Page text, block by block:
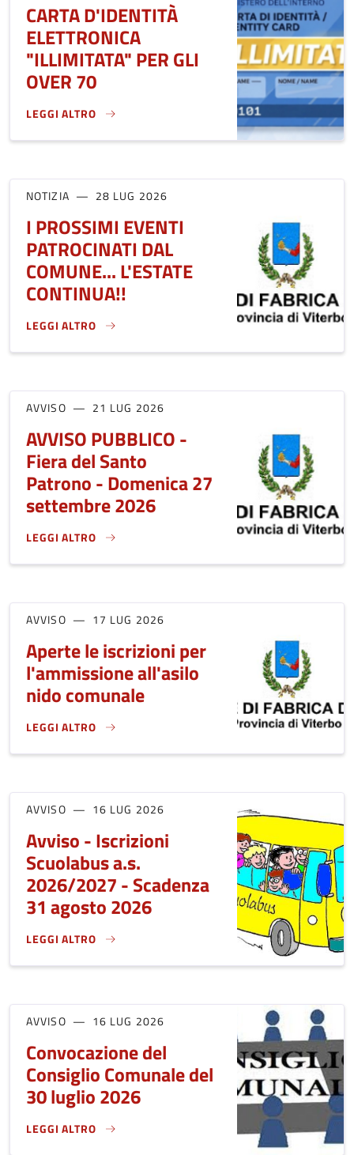
CARTA D'IDENTITÀ
ELETTRONICA
"ILLIMITATA" PER GLI
OVER 70
LEGGI ALTRO
CARTA D'IDENTITÀ ELETTRONICA "ILLIMITATA" PER GLI
NOTIZIA 28 LUG 2026
I PROSSIMI EVENTI
PATROCINATI DAL
COMUNE... L'ESTATE
CONTINUA!!
LEGGI ALTRO
I PROSSIMI EVENTI PATROCINATI DAL COMUNE... L'ESTATE
AVVISO 21 LUG 2026
AVVISO PUBBLICO -
Fiera del Santo
Patrono - Domenica 27
settembre 2026
LEGGI ALTRO
AVVISO PUBBLICO - FIERA DEL SANTO PATRONO -
AVVISO 17 LUG 2026
Aperte le iscrizioni per
l'ammissione all'asilo
nido comunale
LEGGI ALTRO
APERTE LE ISCRIZIONI PER L'AMMISSIONE ALL'ASILO NIDO
AVVISO 16 LUG 2026
Avviso - Iscrizioni
Scuolabus a.s.
2026/2027 - Scadenza
31 agosto 2026
LEGGI ALTRO
AVVISO - ISCRIZIONI SCUOLABUS A.S. 2026/2027 -
AVVISO 16 LUG 2026
Convocazione del
Consiglio Comunale del
30 luglio 2026
LEGGI ALTRO
CONVOCAZIONE DEL CONSIGLIO COMUNALE DEL 30